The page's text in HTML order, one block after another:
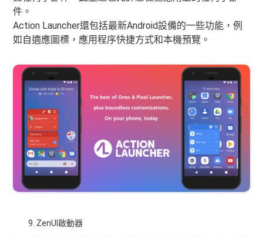
件。
Action Launcher還包括最新Android設備的一些功能，例
如自適應圖標，應用程序快捷方式和本機預覽。
ZenUI啟動器